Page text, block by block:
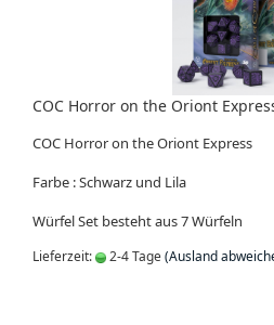
COC Horror on the Oriont
COC Horror on the Oriont Express
Farbe : Schwarz und Lila
Würfel Set besteht aus 7 Würfeln
Lieferzeit: 2-4 Tage(Ausland